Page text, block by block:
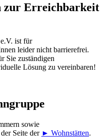
zur Erreichbarkeit
ist für
leider nicht barrierefrei.
Sie zuständigen
Lösung zu vereinbaren!
sowie
Seite der ► Wohnstätten.